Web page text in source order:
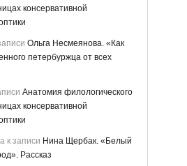
консервативной
Ольга Несмеянова. «Как
петербуржца от всех
Анатомия филологического
консервативной
к записи Нина Щербак. «Белый
Рассказ